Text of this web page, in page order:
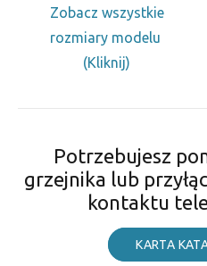
Zobacz wszystkie
rozmiary modelu
(Kliknij)
Potrzebujesz
grzejnika lub
kontaktu
KARTA